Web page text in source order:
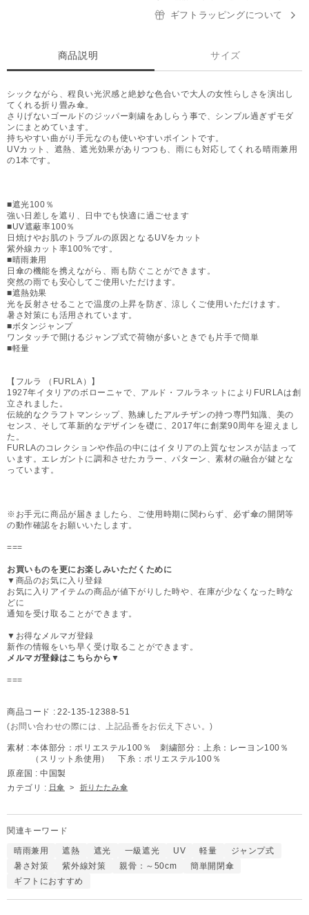
ギフトラッピングについて
商品説明 サイズ
シックながら、程良い光沢感と絶妙な色合いで大人の女性らしさを演出し
てくれる折り畳み傘。
さりげないゴールドのジッパー刺繍をあしらう事で、シンプル過ぎずモダ
ンにまとめています。
持ちやすい曲がり手元なのも使いやすいポイントです。
UVカット、遮熱、遮光効果がありつつも、雨にも対応してくれる晴雨兼用
の1本です。
■遮光100％
強い日差しを遮り、日中でも快適に過ごせます
■UV遮蔽率100％
日焼けやお肌のトラブルの原因となるUVをカット
紫外線カット率100%です。
■晴雨兼用
日傘の機能を携えながら、雨も防ぐことができます。
突然の雨でも安心してご使用いただけます。
■遮熱効果
光を反射させることで温度の上昇を防ぎ、涼しくご使用いただけます。
暑さ対策にも活用されています。
■ボタンジャンプ
ワンタッチで開けるジャンプ式で荷物が多いときでも片手で簡単
■軽量
【フルラ （FURLA）】
1927年イタリアのボローニャで、アルド・フルラネットによりFURLAは創
立されました。
伝統的なクラフトマンシップ、熟練したアルチザンの持つ専門知識、美の
センス、そして革新的なデザインを礎に、2017年に創業90周年を迎えまし
た。
FURLAのコレクションや作品の中にはイタリアの上質なセンスが詰まって
います。エレガントに調和させたカラー、パターン、素材の融合が鍵とな
っています。
※お手元に商品が届きましたら、ご使用時期に関わらず、必ず傘の開閉等
の動作確認をお願いいたします。
===
お買いものを更にお楽しみいただくために
▼商品のお気に入り登録
お気に入りアイテムの商品が値下がりした時や、在庫が少なくなった時な
どに
通知を受け取ることができます。
▼お得なメルマガ登録
新作の情報をいち早く受け取ることができます。
メルマガ登録はこちらから▼
===
商品コード : 22-135-12388-51
(お問い合わせの際には、上記品番をお伝え下さい。)
素材 : 本体部分：ポリエステル100％ 刺繍部分：上糸：レーヨン100％
（スリット糸使用） 下糸：ポリエステル100％
原産国 : 中国製
カテゴリ : 日傘 > 折りたたみ傘
関連キーワード
晴雨兼用 遮熱 遮光 一級遮光 UV 軽量
ジャンプ式
暑さ対策
紫外線対策 親骨：～50cm
簡単開閉傘
ギフトにおすすめ